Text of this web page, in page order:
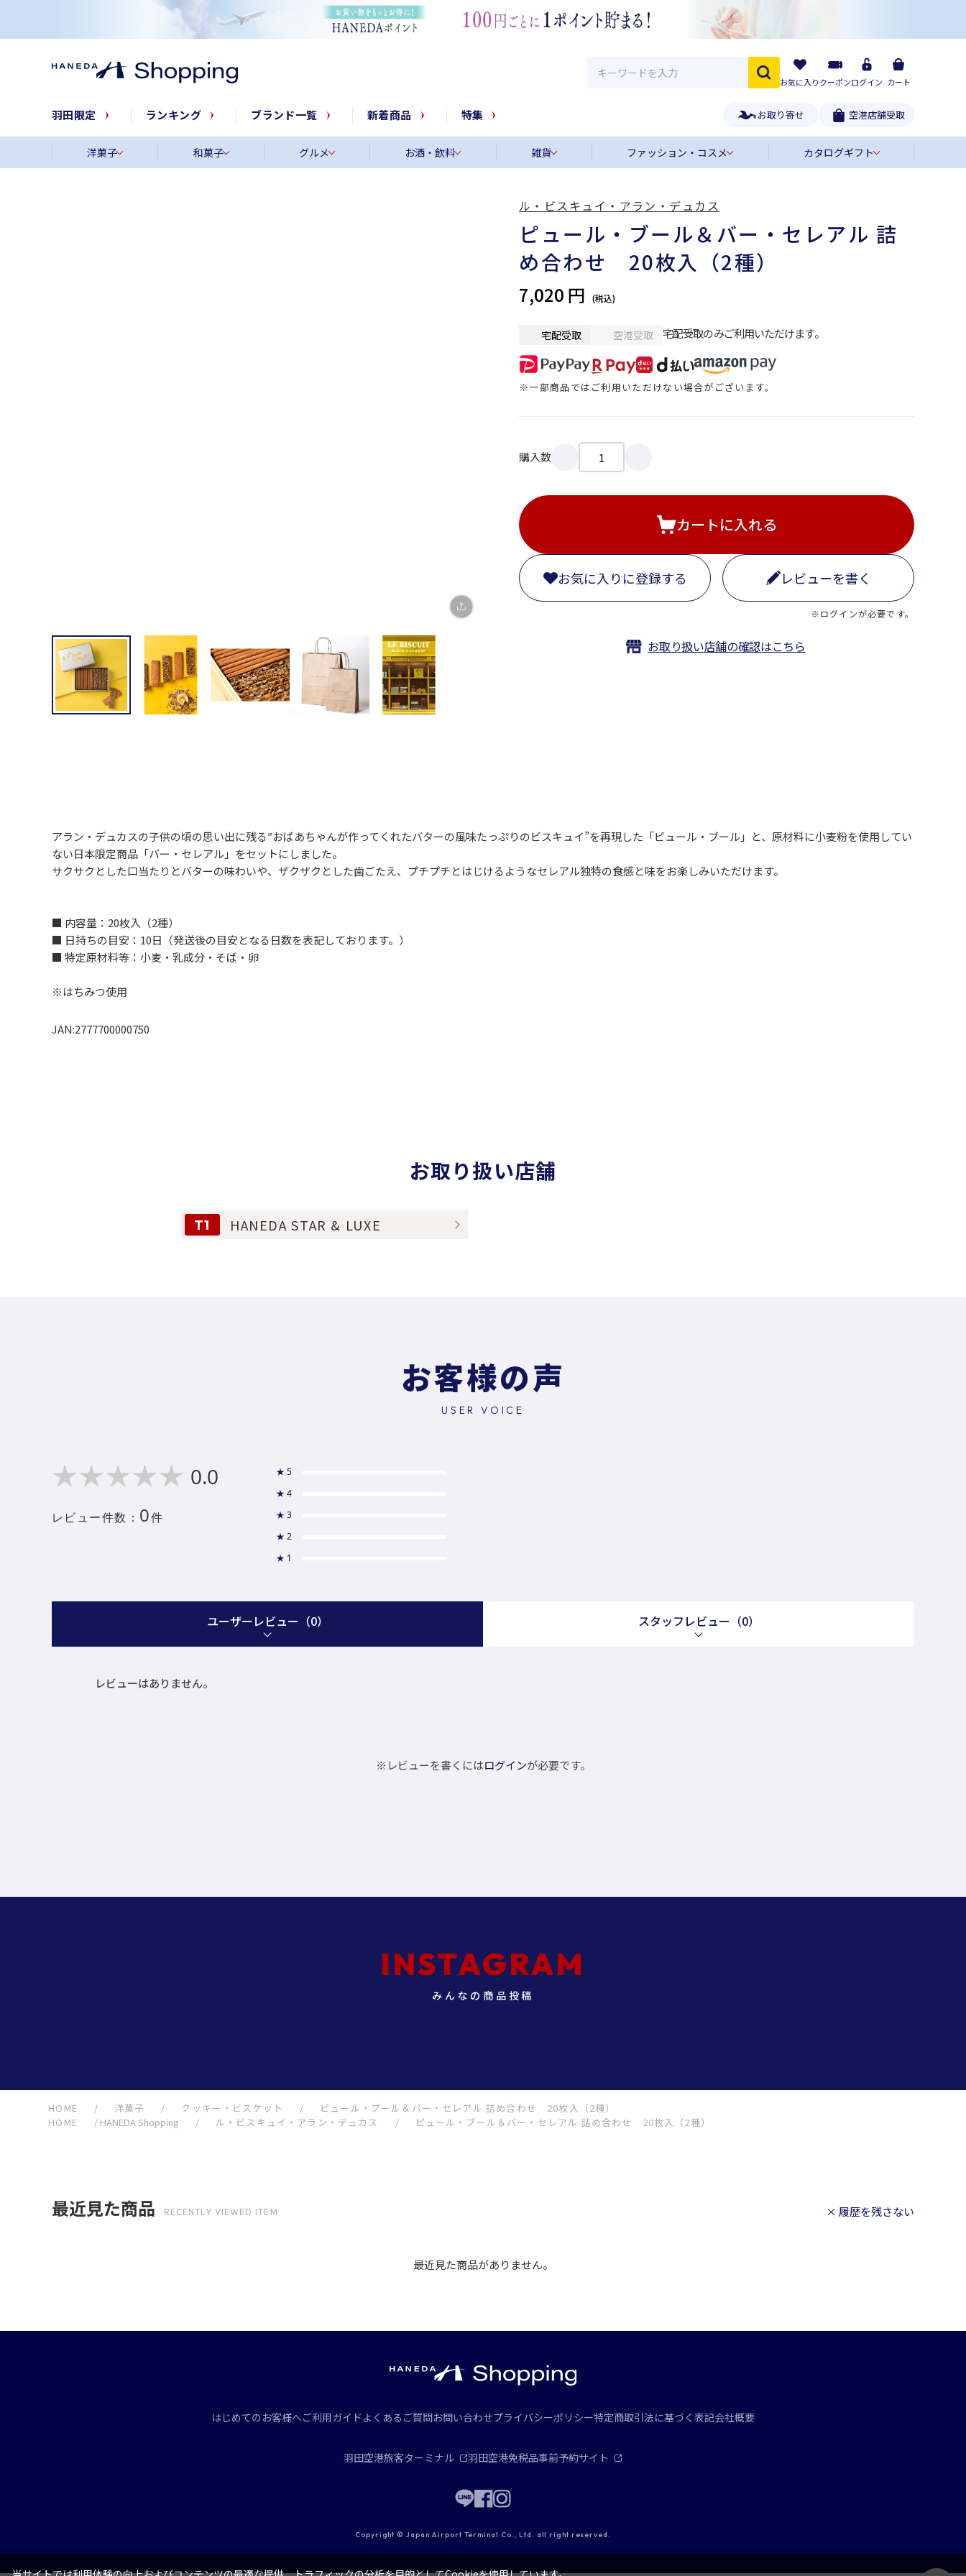
お気に入りクーポンログイン カート
羽田限定 ランキング ブランド一覧 新着商品 特集 お取り寄せ 空港店舗受取
洋菓子 和菓子 グルメ お酒・飲料 雑貨 ファッション・コスメ カタログギフト
ピュール・ブール＆バー・セレアル 詰
め合わせ 20枚入（2種）
7,020 円
宅配受取 空港受取 宅配受取のみご利用いただけます。
※一部商品ではご利用いただけない場合がございます。
購入数
カートに入れる
お気に入りに登録する レビューを書く
※ログインが必要です。
お取り扱い店舗の確認はこちら
ル・ビスキュイ・アラン・デュカス
アラン・デュカスの子供の頃の思い出に残る″おばあちゃんが作ってくれたバターの風味たっぷりのビスキュイ”を再現した「ピュール・ブール」と、原材料に小麦粉を使用してい
ない日本限定商品「バー・セレアル」をセットにしました。
サクサクとした口当たりとバターの味わいや、ザクザクとした歯ごたえ、プチプチとはじけるようなセレアル独特の食感と味をお楽しみいただけます。
■ 内容量：20枚入（2種）
■ 日持ちの目安：10日（発送後の目安となる日数を表記しております。）
■ 特定原材料等：小麦・乳成分・そば・卵
※はちみつ使用
JAN:2777700000750
お取り扱い店舗
T1 HANEDA STAR & LUXE
HOME / 洋菓子 / クッキー・ビスケット /
ピュール・ブール＆バー・セレアル 詰め合わせ 20枚入（2種）
HOME
/ HANEDA Shopping / ル・ビスキュイ・アラン・デュカス / ピュール・ブール＆バー・セレアル 詰め合わせ 20枚入（2種）
お客様の声
USER VOICE
0.0
レビュー件数： 0件
★ 5
★ 4
★ 3
★ 2
★ 1
ユーザーレビュー （0） スタッフレビュー （0）
レビューはありません。
※レビューを書くにはログインが必要です。
INSTAGRAM
みんなの商品投稿
最近見た商品 RECENTLY VIEWED ITEM × 履歴を残さない
最近見た商品がありません。
はじめてのお客様へご利用ガイド よくあるご質問お問い合わせプライバシーポリシー特定商取引法に基づく表記会社概要
羽田空港旅客ターミナル 羽田空港免税品事前予約サイト
Copyright © Japan Airport Terminal Co., Ltd. all right reserved.